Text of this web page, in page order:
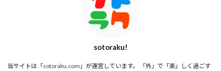
sotoraku!
当サイトは「sotoraku.com」が運営しています。 「外」で「楽」しく過ごす